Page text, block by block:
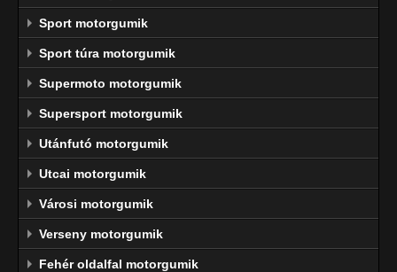
Sport motorgumik
Sport túra motorgumik
Supermoto motorgumik
Supersport motorgumik
Utánfutó motorgumik
Utcai motorgumik
Városi motorgumik
Verseny motorgumik
Fehér oldalfal motorgumik